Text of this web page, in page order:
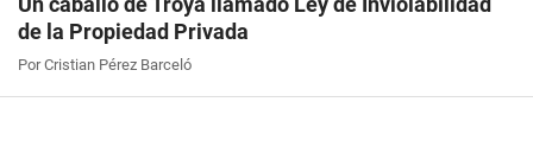
de la Propiedad Privada
Por Cristian Pérez Barceló